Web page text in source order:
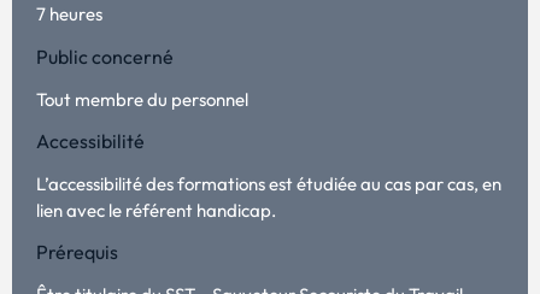
7 heures
Public concerné
Tout membre du personnel
Accessibilité
L’accessibilité des formations est étudiée au cas par cas, en
lien avec le référent handicap.
Prérequis